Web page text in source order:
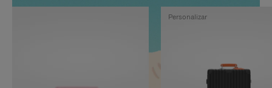
VÍDEOSONIDO
Personalizar